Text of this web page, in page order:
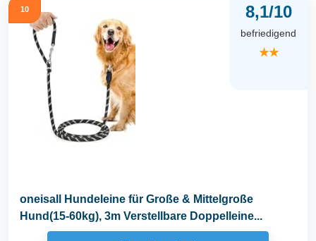
10 8,1/10
befriedigend
★★
oneisall Hundeleine für Große & Mittelgroße
Hund(15-60kg), 3m Verstellbare Doppelleine...